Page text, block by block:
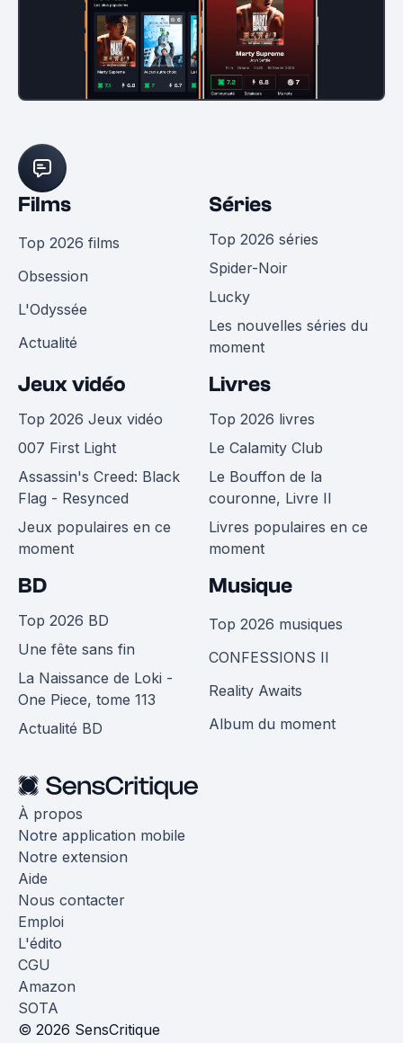
Films
Top 2026 films
Obsession
L'Odyssée
Actualité
Séries
Top 2026 séries
Spider-Noir
Lucky
Les nouvelles séries du
moment
Jeux vidéo
Top 2026 Jeux vidéo
007 First Light
Assassin's Creed: Black
Flag - Resynced
Jeux populaires en ce
moment
Livres
Top 2026 livres
Le Calamity Club
Le Bouffon de la
couronne, Livre II
Livres populaires en ce
moment
BD
Top 2026 BD
Une fête sans fin
La Naissance de Loki -
One Piece, tome 113
Actualité BD
Musique
Top 2026 musiques
CONFESSIONS II
Reality Awaits
Album du moment
À propos
Notre application mobile
Notre extension
Aide
Nous contacter
Emploi
L'édito
CGU
Amazon
SOTA
© 2026 SensCritique